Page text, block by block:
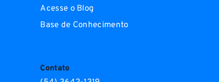
Acesse o Blog
Base de Conhecimento
Contato